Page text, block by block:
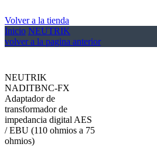
Volver a la tienda
Inicio NEUTRIK
volver a la pagina anterior
NEUTRIK
NADITBNC-FX
Adaptador de
transformador de
impedancia digital AES
/ EBU (110 ohmios a 75
ohmios)